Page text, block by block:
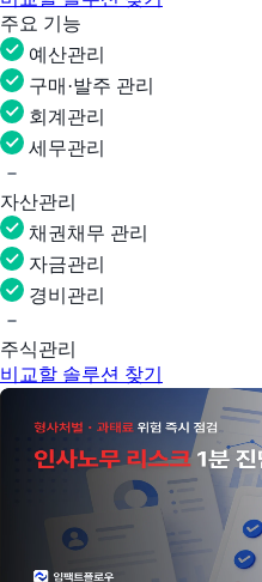
주요 기능
예산관리
구매·발주 관리
회계관리
세무관리
자산관리
채권채무 관리
자금관리
경비관리
주식관리
비교할 솔루션 찾기